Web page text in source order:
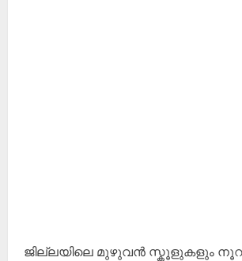
ജില്ലയിലെ മുഴുവൻ സ്കൂളുകളും